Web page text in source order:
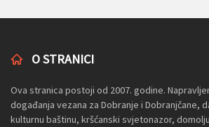
O STRANICI
Ova stranica postoji od 2007. godine.
događanja vezana za Dobranje i Dobranjčane,
kulturnu baštinu, kršćanski svjetonazor,